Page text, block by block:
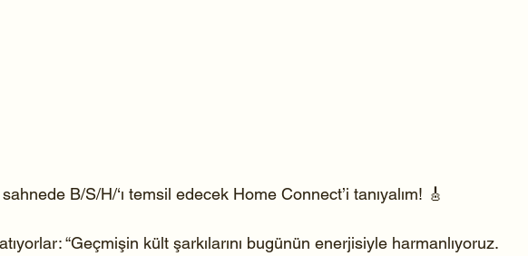
B/S/H/‘ı temsil edecek Home Connect’i tanıyalım! 🎸
“Geçmişin kült şarkılarını bugünün enerjisiyle harmanlıyoruz.